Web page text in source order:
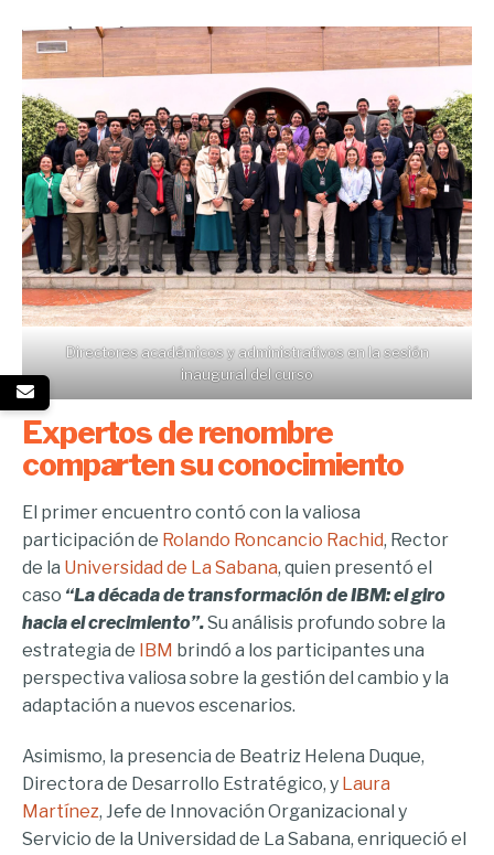
Directores académicos y administrativos en la sesión
inaugural del curso
Expertos de renombre
comparten su conocimiento
El primer encuentro contó con la valiosa
participación de Rolando Roncancio Rachid, Rector
de la Universidad de La Sabana, quien presentó el
caso “La década de transformación de IBM: el giro
hacia el crecimiento”.Su análisis profundo sobre la
estrategia de IBM brindó a los participantes una
perspectiva valiosa sobre la gestión del cambio y la
adaptación a nuevos escenarios.
Asimismo, la presencia de Beatriz Helena Duque,
Directora de Desarrollo Estratégico, y Laura
Martínez, Jefe de Innovación Organizacional y
Servicio de la Universidad de La Sabana, enriqueció el